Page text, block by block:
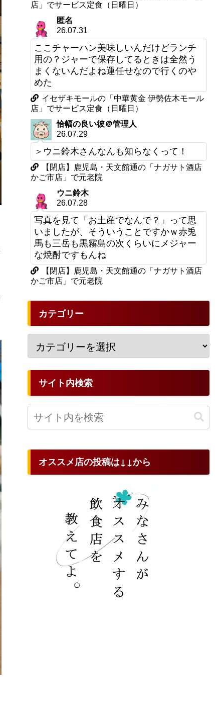
店」でサービス定食（日曜日）
匿名
26.07.31
ここチャーハン美味しいんだけどランチ
用の？ジャーで保存してるときは全然う
まくないんだよね運任せなので行くのや
めた
イセザキモールの「中華黄金 伊勢佐木モール
店」でサービス定食（日曜日）
恰幅の良い彼＠管理人
26.07.29
＞ウニ鈴木さんなんも知らなくって！
【閉店】鹿児島・天文館通の「ナガサト酒店
かご市店」で元老院
ウニ鈴木
26.07.28
写真を見て「お土産でなんで？」って思
いましたが、そういうことですかｗ赤兎
馬も三岳も黒霧島の次くらいにメジャー
な焼酎ですもんね
【閉店】鹿児島・天文館通の「ナガサト酒店
かご市店」で元老院
カテゴリー
サイト内検索
オススメ店の投稿は↓↓から